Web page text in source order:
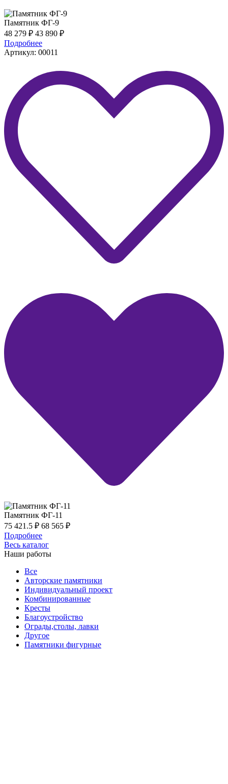
Памятник ФГ-9
48 279 ₽ 43 890 ₽
Подробнее
Артикул: 00011
Памятник ФГ-11
75 421.5 ₽ 68 565 ₽
Подробнее
Весь каталог
Наши работы
Все
Авторские памятники
Индивидуальный проект
Комбинированные
Кресты
Благоустройство
Ограды,столы, лавки
Другое
Памятники фигурные